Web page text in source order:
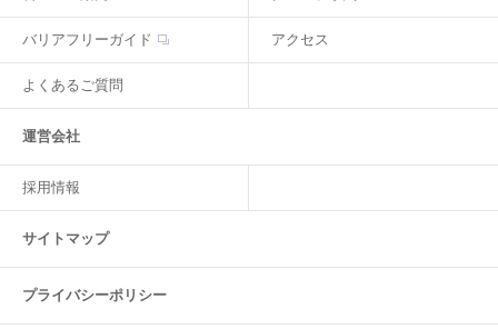
バリアフリーガイド アクセス
よくあるご質問
運営会社
採用情報
サイトマップ
プライバシーポリシー